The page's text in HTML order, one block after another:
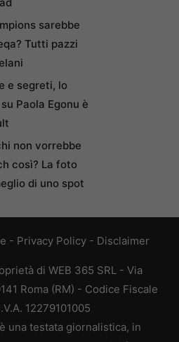
sarebbe
Tutti pazzi
e segreti, lo
Paola Egonu è
non vorrebbe
così? La foto
di uno spot
- Privacy Policy - Disclaimer
di WEB 365 SRL - Via
Roma (RM) - Codice Fiscale
12279101005
una testata giornalistica, in